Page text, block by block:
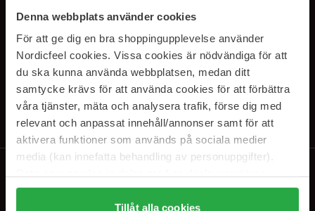
Denna webbplats använder cookies
För att ge dig en bra shoppingupplevelse använder
Nordicfeel cookies. Vissa cookies är nödvändiga för att
du ska kunna använda webbplatsen, medan ditt
samtycke krävs för att använda cookies för att förbättra
våra tjänster, mäta och analysera trafik, förse dig med
relevant och anpassat innehåll/annonser samt för att
aktivera funktioner som används på sociala medier
media (kan innefatta behandling av personuppgifter).
Genom att trycka på "Tillåt alla cookies" accepterar du
alla cookies, medan du under "Detaljer" kan anpassa
Tillåt alla cookies
PRENUMERERA PÅ VÅRA
NYHETSBREV
Genom att prenumerera accepterar du vårIntegritetspolicy.
Avprenumerera när som helst.